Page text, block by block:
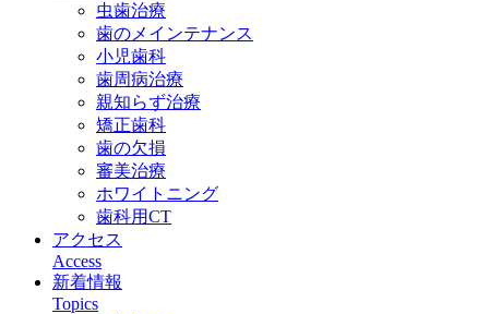
虫歯治療
歯のメインテナンス
小児歯科
歯周病治療
親知らず治療
矯正歯科
歯の欠損
審美治療
ホワイトニング
歯科用CT
アクセス
Access
新着情報
Topics